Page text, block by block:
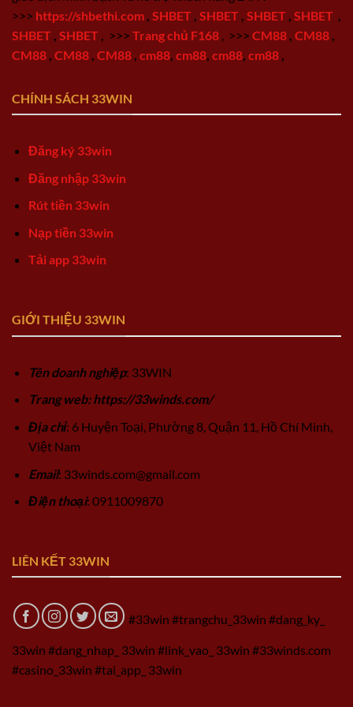
>>> https://shbethi.com SHBET SHBET SHBET SHBET
SHBET SHBET >>> Trang chủ F168 >>> CM88 CM88
CM88 CM88 CM88 cm88 cm88 cm88 cm88
CHÍNH SÁCH 33WIN
Đăng ký 33win
Đăng nhập 33win
Rút tiền 33win
Nạp tiền 33win
Tải app 33win
GIỚI THIỆU 33WIN
Tên doanh nghiệp: 33WIN
Trang web: https://33winds.com/
Địa chỉ: 6 Huyện Toại, Phường 8, Quận 11, Hồ Chí Minh,
Việt Nam
Email: 33winds.com@gmail.com
Điện thoại: 0911009870
LIÊN KẾT 33WIN
#33win #trangchu_33win #dang_ky_
33win #dang_nhap_ 33win #link_vao_ 33win #33winds.com
#casino_33win #tai_app_ 33win